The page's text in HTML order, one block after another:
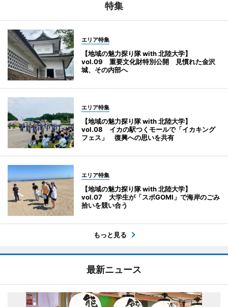
特集
エリア特集
【地域の魅力探り隊 with 北陸大学】
vol.09 重要文化財特別公開 見慣れた金沢
城、その内部へ
エリア特集
【地域の魅力探り隊 with 北陸大学】
vol.08 イカの駅つくモールで「イカキング
フェス」 復興への思いを共有
エリア特集
【地域の魅力探り隊 with 北陸大学】
vol.07 大学生が「スポGOMI」で海岸のごみ
拾いを競い合う
もっと見る
最新ニュース